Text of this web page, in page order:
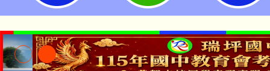
件處理流程圖」各1份-桃園市立瑞